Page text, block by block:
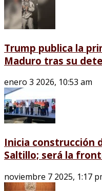
Trump publica la
Maduro tras su
enero 3 2026, 10:53 am
Inicia construcción
Saltillo; será la
noviembre 7 2025, 1:17